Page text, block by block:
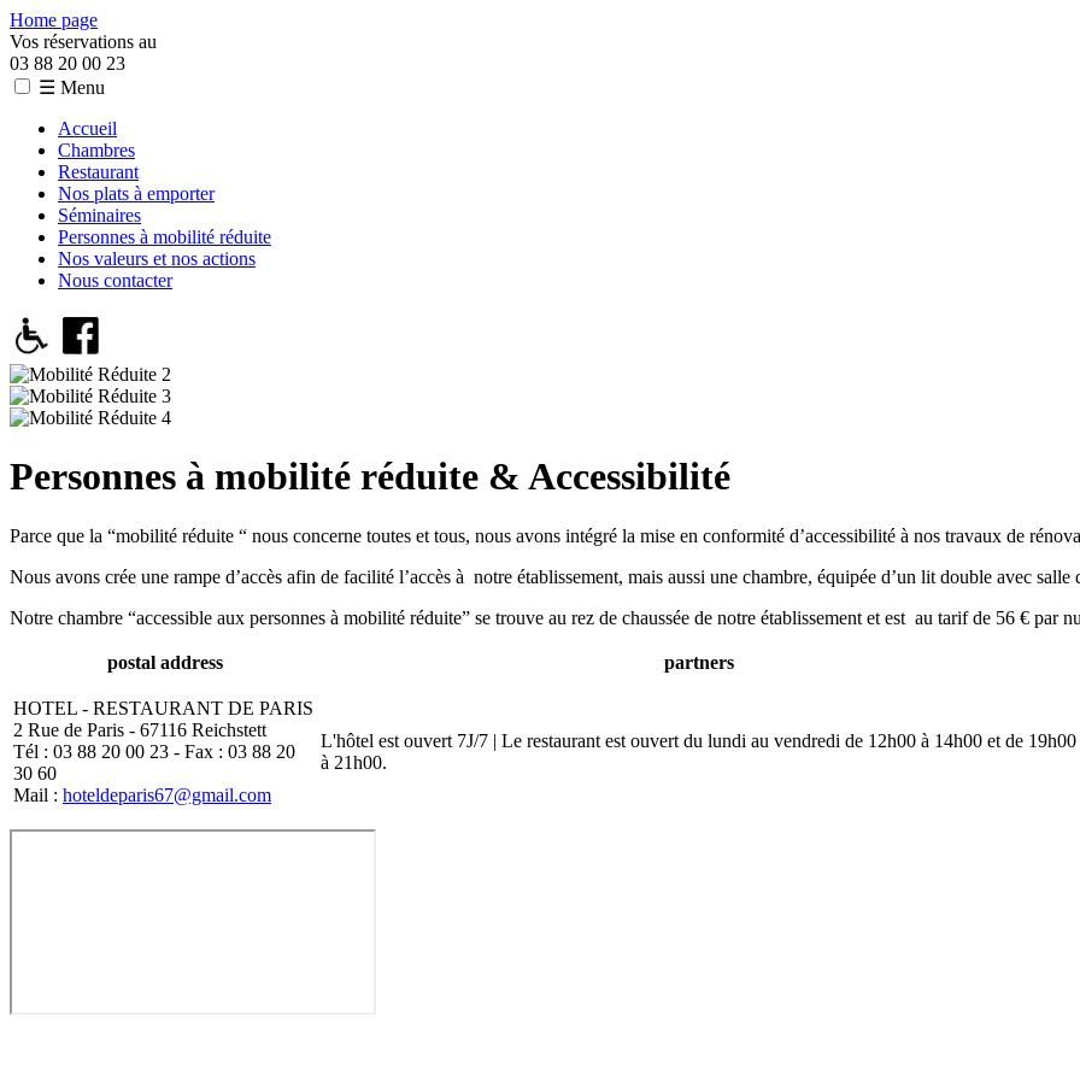
Home page
Vos réservations au
03 88 20 00 23
☰ Menu
Accueil
Chambres
Restaurant
Nos plats à emporter
Séminaires
Personnes à mobilité réduite
Nos valeurs et nos actions
Nous contacter
Personnes à mobilité réduite & Accessibilité
Parce que la “mobilité réduite “ nous concerne toutes et tous, nous avons intégré la mise en conformité d’accessibilité à nos travaux de
Nous avons crée une rampe d’accès afin de facilité l’accès à notre établissement, mais aussi une chambre, équipée d’un lit double avec
Notre chambre “accessible aux personnes à mobilité réduite” se trouve au rez de chaussée de notre établissement et est au tarif de 56 € par
postal address partners
HOTEL - RESTAURANT DE PARIS
2 Rue de Paris - 67116 Reichstett
Tél : 03 88 20 00 23 - Fax : 03 88 20
30 60
Mail : hoteldeparis67@gmail.com
L'hôtel est ouvert 7J/7 | Le restaurant est ouvert du lundi au vendredi de 12h00 à 14h00 et de 19h00
à 21h00.